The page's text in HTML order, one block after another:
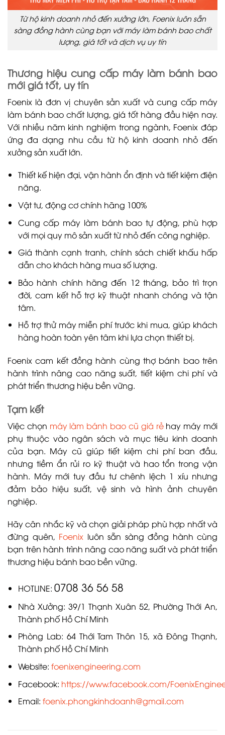
Từ hộ kinh doanh nhỏ đến xưởng lớn, Foenix luôn sẵn
sàng đồng hành cùng bạn với máy làm bánh bao chất
lượng, giá tốt và dịch vụ uy tín
Thương hiệu cung cấp máy làm bánh bao
mới giá tốt, uy tín
Foenix là đơn vị chuyên sản xuất và cung cấp máy
làm bánh bao chất lượng, giá tốt hàng đầu hiện nay.
Với nhiều năm kinh nghiệm trong ngành, Foenix đáp
ứng đa dạng nhu cầu từ hộ kinh doanh nhỏ đến
xưởng sản xuất lớn.
Thiết kế hiện đại, vận hành ổn định và tiết kiệm điện
năng.
Vật tư, động cơ chính hãng 100%
Cung cấp máy làm bánh bao tự động, phù hợp
với mọi quy mô sản xuất từ nhỏ đến công nghiệp.
Giá thành cạnh tranh, chính sách chiết khấu hấp
dẫn cho khách hàng mua số lượng.
Bảo hành chính hãng đến 12 tháng, bảo trì trọn
đời, cam kết hỗ trợ kỹ thuật nhanh chóng và tận
tâm.
Hỗ trợ thử máy miễn phí trước khi mua, giúp khách
hàng hoàn toàn yên tâm khi lựa chọn thiết bị.
Foenix cam kết đồng hành cùng thợ bánh bao trên
hành trình nâng cao năng suất, tiết kiệm chi phí và
phát triển thương hiệu bền vững.
Tạm kết
Việc chọn máy làm bánh bao cũ giá rẻhay máy mới
phụ thuộc vào ngân sách và mục tiêu kinh doanh
của bạn. Máy cũ giúp tiết kiệm chi phí ban đầu,
nhưng tiềm ẩn rủi ro kỹ thuật và hao tổn trong vận
hành. Máy mới tuy đầu tư chênh lệch 1 xíu nhưng
đảm bảo hiệu suất, vệ sinh và hình ảnh chuyên
nghiệp.
Hãy cân nhắc kỹ và chọn giải pháp phù hợp nhất và
đừng quên, Foenix luôn sẵn sàng đồng hành cùng
bạn trên hành trình nâng cao năng suất và phát triển
thương hiệu bánh bao bền vững.
HOTLINE: 0708 36 56 58
Nhà Xưởng: 39/1 Thạnh Xuân 52, Phường Thới An,
Thành phố Hồ Chí Minh
Phòng Lab: 64 Thới Tam Thôn 15, xã Đông Thạnh,
Thành phố Hồ Chí Minh
Website: foenixengineering.com
Facebook: https://www.facebook.com/
Email: foenix.phongkinhdoanh@gmail.com